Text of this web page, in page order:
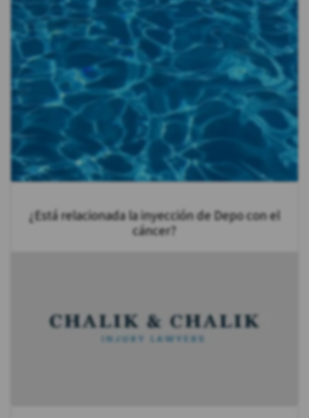
¿Está relacionada la inyección de Depo con el
cáncer?